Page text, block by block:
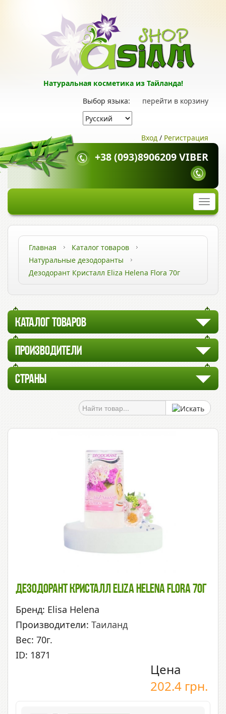
Натуральная косметика из Тайланда!
перейти в корзину
Выбор языка:
Вход / Регистрация
+38 (093)8906209 VIBER
Главная
Каталог товаров
Натуральные дезодоранты
Дезодорант Кристалл Eliza Helena Flora 70г
КАТАЛОГ ТОВАРОВ
ПРОИЗВОДИТЕЛИ
СТРАНЫ
Дезодорант Кристалл Eliza Helena Flora 70г
Бренд: Elisa Helena
Производители: Таиланд
Вес: 70г.
ID: 1871
Цена
202.4 грн.